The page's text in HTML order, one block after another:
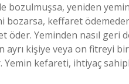
bozulmuşsa, yeniden
bozarsa, keffaret
öder. Yeminden nasıl geri
kişiye veya on fitreyi
Yemin kefareti, ihtiyaç